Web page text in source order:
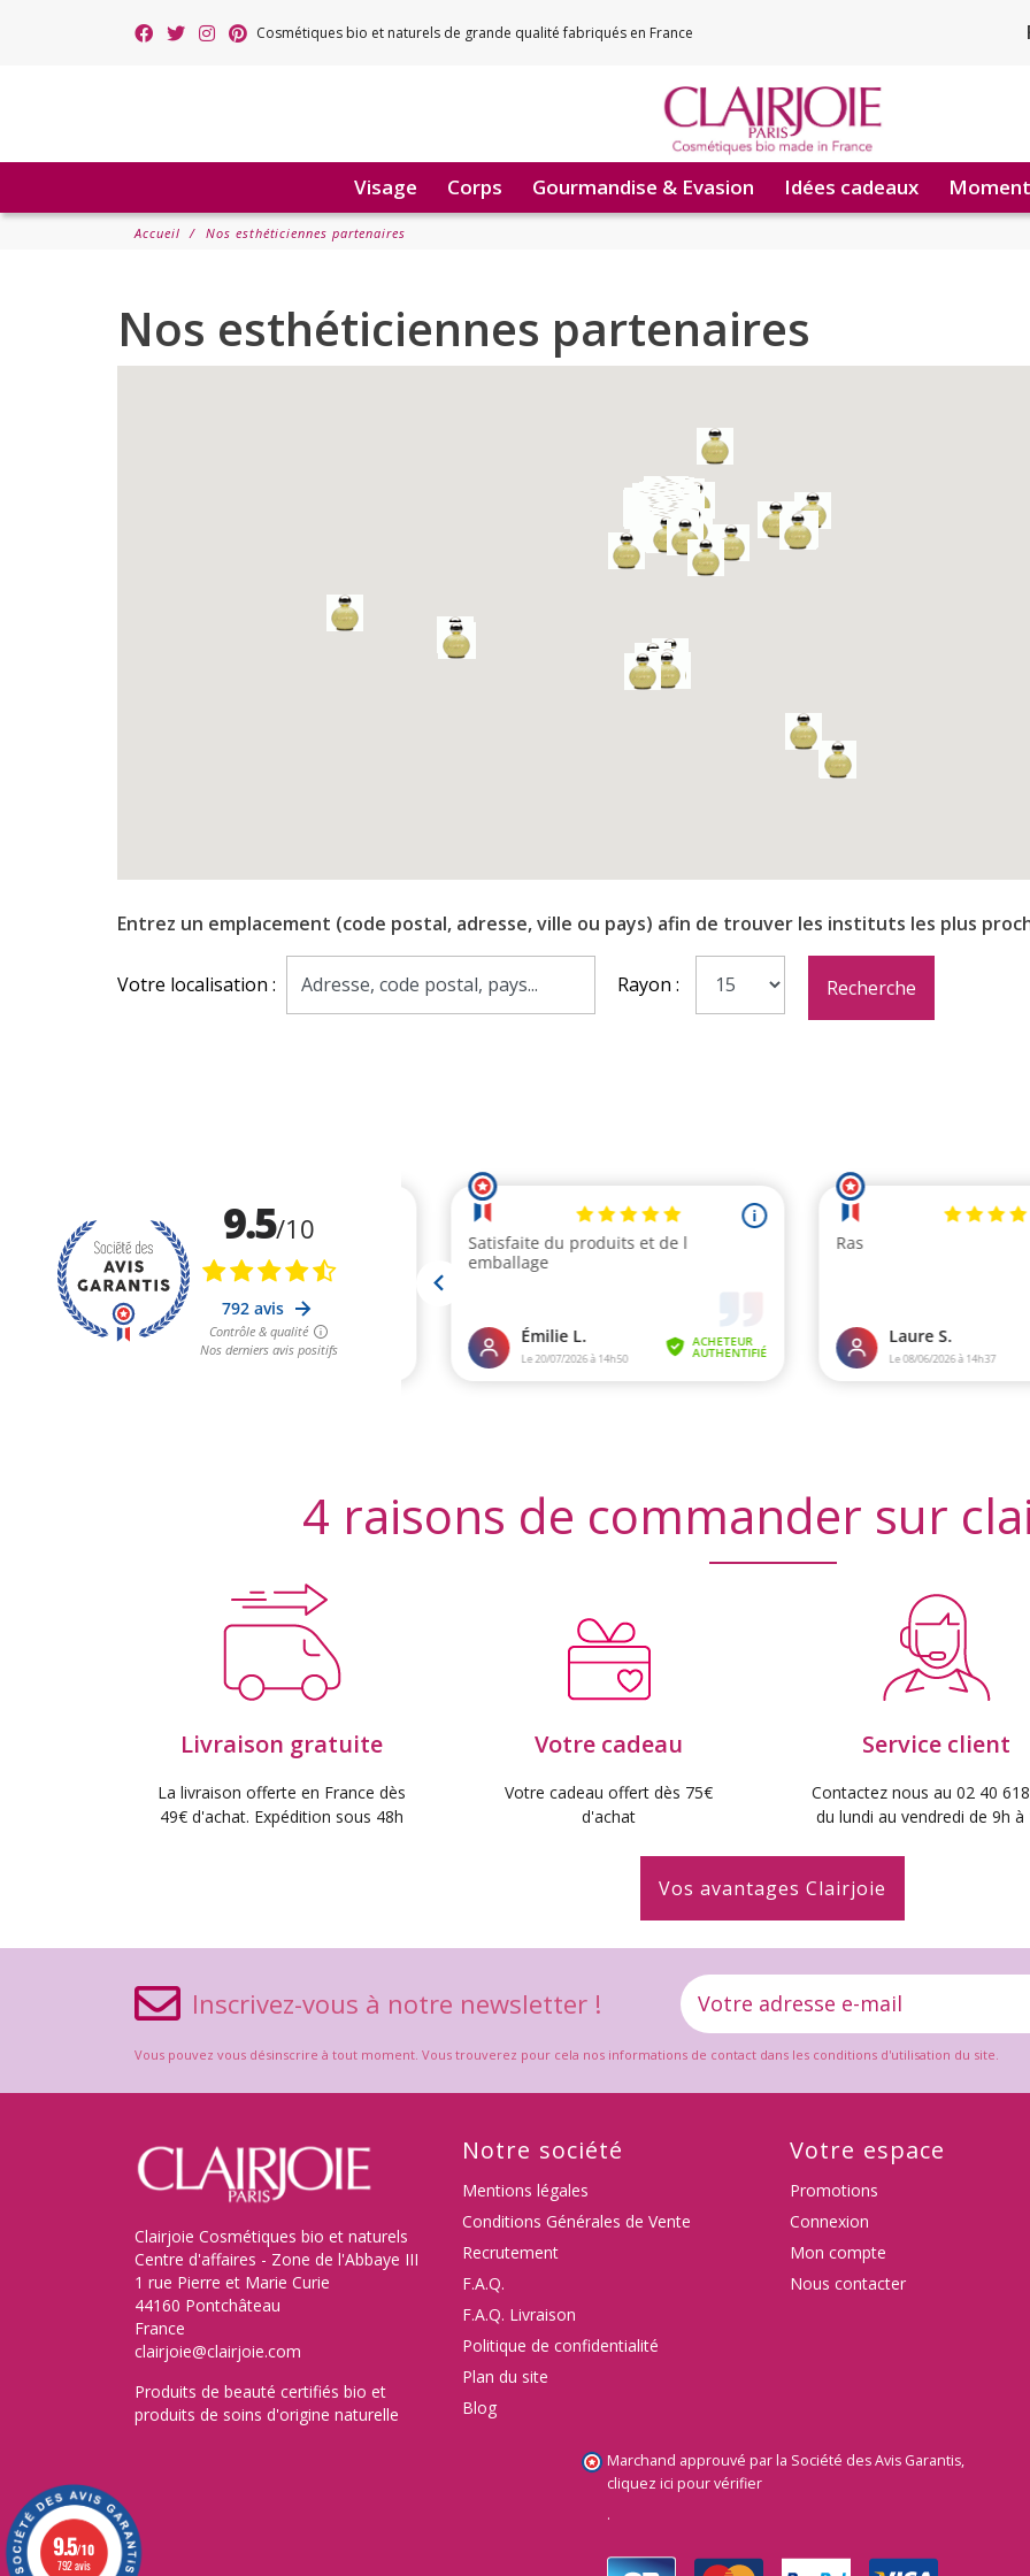
Cosmétiques bio et naturels de grande qualité fabriqués en France
Visage Corps Gourmandise & Evasion Idées cadeaux
Accueil Nos esthéticiennes partenaires
Nos esthéticiennes partenaires
Entrez un emplacement (code postal, adresse, ville ou pays) afin de trouver les instituts les plus
Votre localisation : Rayon : Recherche
4 raisons de commander sur
Livraison gratuite
La livraison offerte en France dès
49€ d'achat. Expédition sous 48h
Votre cadeau
Votre cadeau offert dès 75€
d'achat
Service client
Contactez nous au 02 40
du lundi au vendredi de 9h à
Vos avantages Clairjoie
Inscrivez-vous à notre newsletter !
Vous pouvez vous désinscrire à tout moment. Vous trouverez pour cela nos informations de contact dans les conditions d'utilisation du site.
Clairjoie Cosmétiques bio et naturels
Centre d'affaires - Zone de l'Abbaye III
1 rue Pierre et Marie Curie
44160 Pontchâteau
France
clairjoie@clairjoie.com
Produits de beauté certifiés bio et
produits de soins d'origine naturelle
Notre société
Mentions légales
Conditions Générales de Vente
Recrutement
F.A.Q.
F.A.Q. Livraison
Politique de confidentialité
Plan du site
Blog
Votre espace
Promotions
Connexion
Mon compte
Nous contacter
Marchand approuvé par la Société des Avis Garantis,
cliquez ici pour vérifier
.
9.5/10
792 avis